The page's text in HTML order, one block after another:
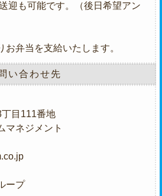
迎も可能です。（後日希望アン
お弁当を支給いたします。
い合わせ先
目111番地
マネジメント
ープ